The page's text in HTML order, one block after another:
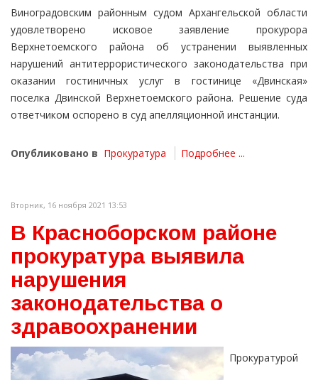
Виноградовским районным судом Архангельской области
удовлетворено исковое заявление прокурора
Верхнетоемского района об устранении выявленных
нарушений антитеррористического законодательства при
оказании гостиничных услуг в гостинице «Двинская»
поселка Двинской Верхнетоемского района. Решение суда
ответчиком оспорено в суд апелляционной инстанции.
Опубликовано в Прокуратура Подробнее ...
Вторник, 16 ноября 2021 13:53
В Красноборском районе
прокуратура выявила
нарушения
законодательства о
здравоохранении
Прокуратурой